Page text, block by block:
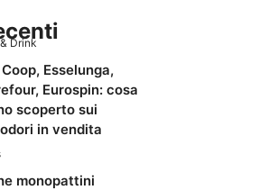
Drink
Esselunga,
Eurospin: cosa
scoperto sui
in vendita
monopattini